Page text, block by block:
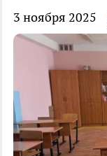
3 ноября 2025